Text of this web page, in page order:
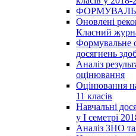
Оновлені
Класний
Формувальне
досягнень
Аналіз
оцінювання
Оцінювання
11 класів
Навчальні
у І семетрі
Аналіз ЗНО